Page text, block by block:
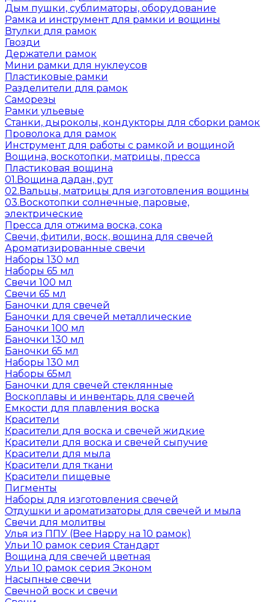
Дым пушки, сублиматоры, оборудование
Рамка и инструмент для рамки и вощины
Втулки для рамок
Гвозди
Держатели рамок
Мини рамки для нуклеусов
Пластиковые рамки
Разделители для рамок
Саморезы
Рамки ульевые
Станки, дыроколы, кондукторы для сборки рамок
Проволока для рамок
Инструмент для работы с рамкой и вощиной
Вощина, воскотопки, матрицы, пресса
Пластиковая вощина
01.Вощина дадан, рут
02.Вальцы, матрицы для изготовления вощины
03.Воскотопки солнечные, паровые,
электрические
Пресса для отжима воска, сока
Свечи, фитили, воск, вощина для свечей
Ароматизированные свечи
Наборы 130 мл
Наборы 65 мл
Свечи 100 мл
Свечи 65 мл
Баночки для свечей
Баночки для свечей металлические
Баночки 100 мл
Баночки 130 мл
Баночки 65 мл
Наборы 130 мл
Наборы 65мл
Баночки для свечей стеклянные
Воскоплавы и инвентарь для свечей
Емкости для плавления воска
Красители
Красители для воска и свечей жидкие
Красители для воска и свечей сыпучие
Красители для мыла
Красители для ткани
Красители пищевые
Пигменты
Наборы для изготовления свечей
Отдушки и ароматизаторы для свечей и мыла
Свечи для молитвы
Улья из ППУ (Bee Happy на 10 рамок)
Ульи 10 рамок серия Стандарт
Вощина для свечей цветная
Ульи 10 рамок серия Эконом
Насыпные свечи
Свечной воск и свечи